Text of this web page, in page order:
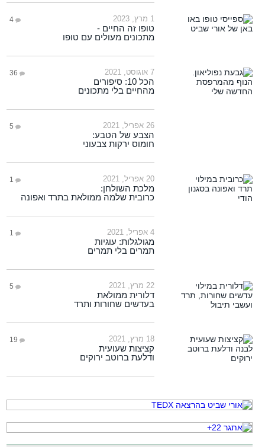
1 מרץ, 2023 4
טופו זה החיים -
מתכונים מעולים עם טופו
7 אוגוסט, 2021 36
הכל 10: סיפורים
מהחיים בלי מתכונים
26 אפריל, 2021 5
הצבע של הטבע:
חומוס ירקות צבעוני
20 אפריל, 2021 1
מלכת השולחן:
כרובית שלמה ממולאת בתרד ואפונה
4 אפריל, 2021 1
מגולגלות: עוגיות
תמרים בלי תמרים
22 מרץ, 2021 5
דלורית ממולאת
בעדשים שחורות ותרד
18 מרץ, 2021 19
קציצות שעועית
ודלעת ברוטב ירוקים